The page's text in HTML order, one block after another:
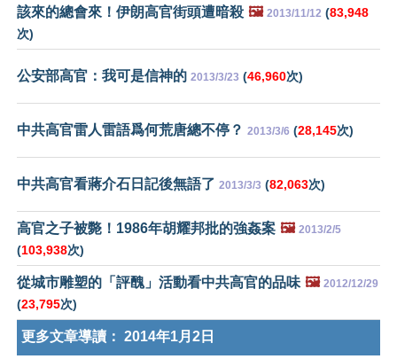
該來的總會來！伊朗高官街頭遭暗殺 🖼️ 2013/11/12 (83,948
次)
公安部高官：我可是信神的 2013/3/23 (46,960次)
中共高官雷人雷語爲何荒唐總不停？ 2013/3/6 (28,145次)
中共高官看蔣介石日記後無語了 2013/3/3 (82,063次)
高官之子被斃！1986年胡耀邦批的強姦案 🖼️ 2013/2/5
(103,938次)
從城市雕塑的「評醜」活動看中共高官的品味 🖼️ 2012/12/29
(23,795次)
更多文章導讀： 2014年1月2日